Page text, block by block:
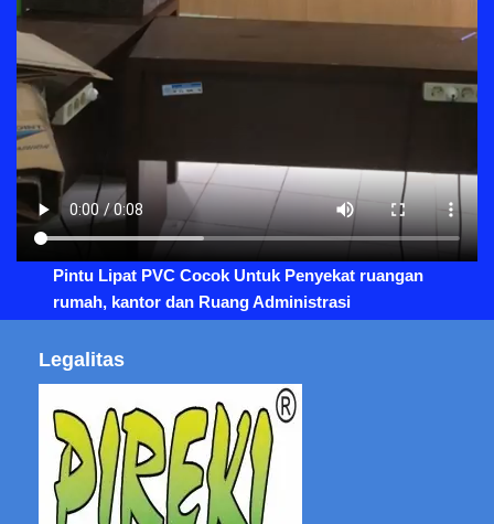
Pintu Lipat PVC Cocok Untuk Penyekat ruangan
rumah, kantor dan Ruang Administrasi
Legalitas